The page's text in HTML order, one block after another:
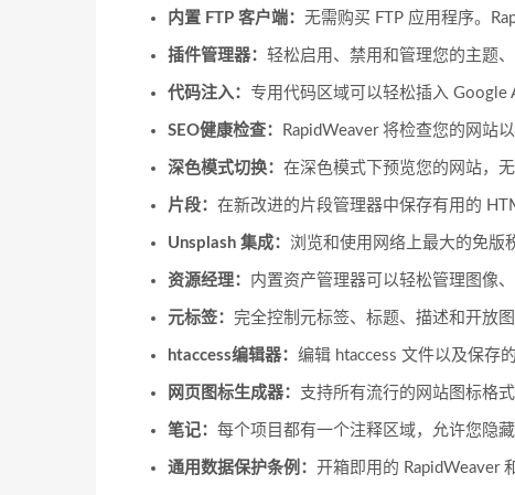
内置 FTP 客户端： 无需购买 FTP 应用程序。
插件管理器： 轻松启用、禁用和管理您的主题、
代码注入： 专用代码区域可以轻松插入 Google
SEO健康检查： RapidWeaver 将检查您的网站
深色模式切换： 在深色模式下预览您的网站，
片段： 在新改进的片段管理器中保存有用的
Unsplash 集成： 浏览和使用网络上最大的免版
资源经理： 内置资产管理器可以轻松管理图像、
元标签： 完全控制元标签、标题、描述和开放图
htaccess编辑器： 编辑 htaccess 文件以及保存
网页图标生成器： 支持所有流行的网站图标格
笔记： 每个项目都有一个注释区域，允许您隐藏
通用数据保护条例： 开箱即用的 RapidWeaver